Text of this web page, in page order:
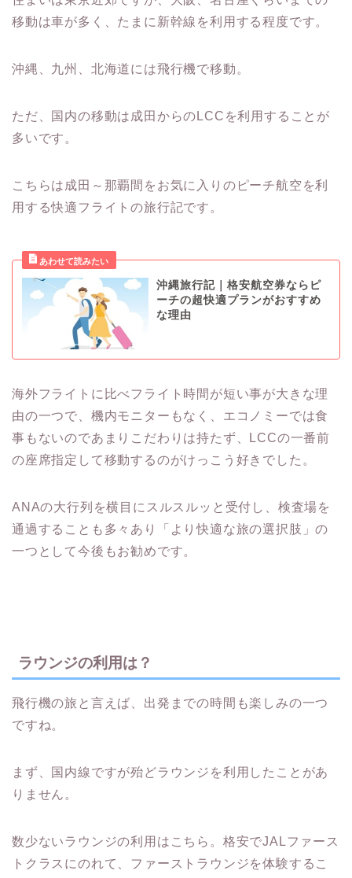
移動は車が多く、たまに新幹線を利用する程度です。
沖縄、九州、北海道には飛行機で移動。
ただ、国内の移動は成田からのLCCを利用することが
多いです。
こちらは成田～那覇間をお気に入りのピーチ航空を利
用する快適フライトの旅行記です。
沖縄旅行記｜格安航空券ならピ
ーチの超快適プランがおすすめ
な理由
海外フライトに比べフライト時間が短い事が大きな理
由の一つで、機内モニターもなく、エコノミーでは食
事もないのであまりこだわりは持たず、LCCの一番前
の座席指定して移動するのがけっこう好きでした。
ANAの大行列を横目にスルスルッと受付し、検査場を
通過することも多々あり「より快適な旅の選択肢」の
一つとして今後もお勧めです。
ラウンジの利用は？
飛行機の旅と言えば、出発までの時間も楽しみの一つ
ですね。
まず、国内線ですが殆どラウンジを利用したことがあ
りません。
数少ないラウンジの利用はこちら。格安でJALファース
トクラスにのれて、ファーストラウンジを体験するこ